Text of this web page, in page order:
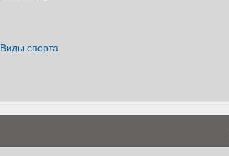
Виды спорта